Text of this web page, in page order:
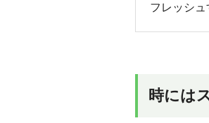
フレッシュ
時には